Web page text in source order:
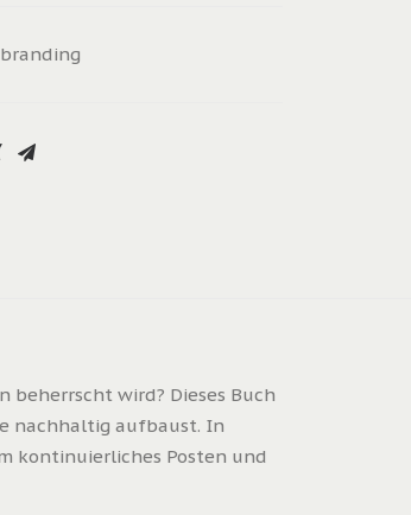
wird? Dieses Buch
nachhaltig aufbaust. In
kontinuierliches Posten und